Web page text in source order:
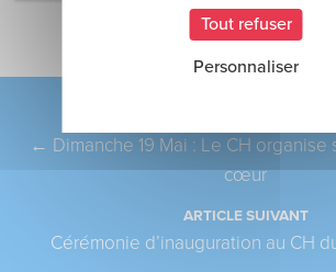
← Dimanche 19 Mai : Le CH organise
cœur
ARTICLE SUIVANT
Cérémonie d’inauguration au CH
Tout refuser
Personnaliser